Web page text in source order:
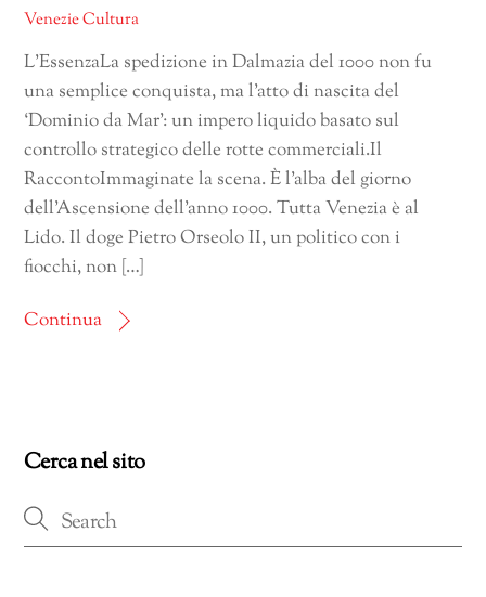
Venezie Cultura
L’EssenzaLa spedizione in Dalmazia del 1000 non fu
una semplice conquista, ma l’atto di nascita del
‘Dominio da Mar’: un impero liquido basato sul
controllo strategico delle rotte commerciali.Il
RaccontoImmaginate la scena. È l’alba del giorno
dell’Ascensione dell’anno 1000. Tutta Venezia è al
Lido. Il doge Pietro Orseolo II, un politico con i
fiocchi, non […]
Continua
Cerca nel sito